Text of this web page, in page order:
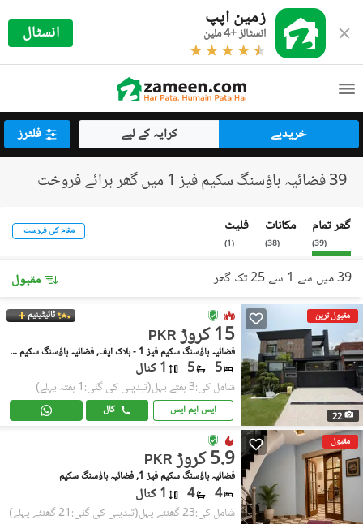
زمین اپپ
انسٹالز +4 ملین انسٹال
خریدیے کرایہ کے لیے فلٹرز
39 فضائیہ ہاؤسنگ سکیم فیز 1 میں گھر برائے فروخت
گھر تمام
(
39
)
مکانات
(
38
)
فلیٹ
(
1
)
مقام کی فہرست
39 میں سے 1 سے 25 تک گھر مقبول
مقبول ترین
22
ٹائیٹینیم
PKR 15 کروڑ
فضائیہ ہاؤسنگ سکیم فیز 1 - بلاک ایف, فضائیہ ہاؤسنگ سکیم فیز 1
5
5 1 کنال
شامل کی:3 ہفتے پہل (تبدیلی کی گئی:1 ہفتہ پہلے)
ایس ایم ایس کال
مقبول
PKR 5.9 کروڑ
فضائیہ ہاؤسنگ سکیم فیز 1, فضائیہ ہاؤسنگ سکیم
4
4 1 کنال
شامل کی:23 گھنٹے پہل (تبدیلی کی گئی:21 گھنٹے پہلے)